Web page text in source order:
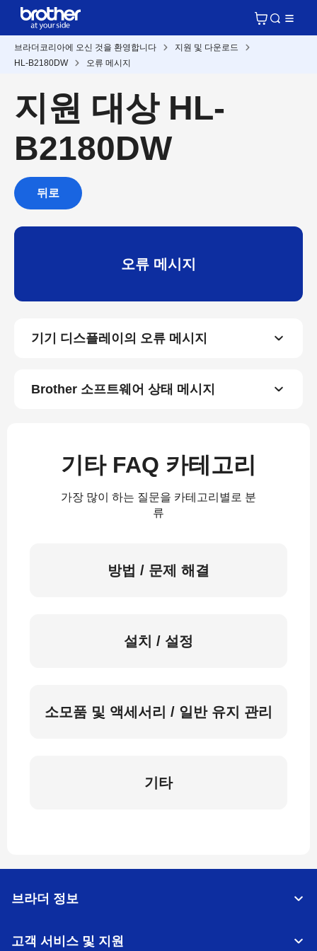
브라더코리아에 오신 것을 환영합니다
지원 및 다운로드
HL-B2180DW
오류 메시지
지원 대상 HL-
B2180DW
뒤로
오류 메시지
기기 디스플레이의 오류 메시지
Brother 소프트웨어 상태 메시지
기타 FAQ 카테고리
가장 많이 하는 질문을 카테고리별로 분
류
방법 / 문제 해결
설치 / 설정
소모품 및 액세서리 / 일반 유지 관리
기타
브라더 정보
고객 서비스 및 지원